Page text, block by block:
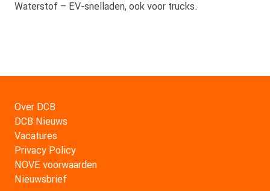
Waterstof – EV-snelladen, ook voor trucks.
Over DCB
DCB Nieuws
Vacatures
Privacy Policy
NOVE voorwaarden
Nieuwsbrief